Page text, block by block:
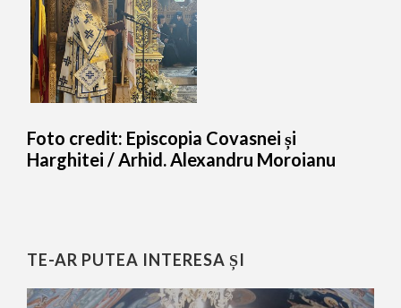
Foto credit: Episcopia Covasnei și
Harghitei / Arhid. Alexandru Moroianu
TE-AR PUTEA INTERESA ȘI